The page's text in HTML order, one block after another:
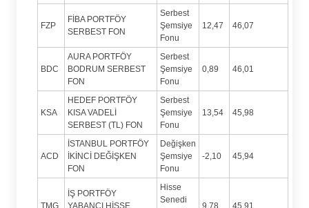
FZP
FİBA PORTFÖY
SERBEST FON
Serbest
Şemsiye
Fonu
12,47 46,07
BDC
AURA PORTFÖY
BODRUM SERBEST
FON
Serbest
Şemsiye
Fonu
0,89 46,01
KSA
HEDEF PORTFÖY
KISA VADELİ
SERBEST (TL) FON
Serbest
Şemsiye
Fonu
13,54 45,98
ACD
İSTANBUL PORTFÖY
İKİNCİ DEĞİŞKEN
FON
Değişken
Şemsiye
Fonu
-2,10 45,94
TMG
İŞ PORTFÖY
YABANCI HİSSE
Hisse
Senedi
9,78 45,91